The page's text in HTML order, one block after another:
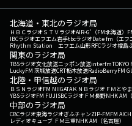
北海道・東北のラジオ局
ＨＢＣラジオＳＴＶラジオAIR-G'（FM北海道）
IBCラジオエフエム岩手tbcラジオDate fm（エフ
Rhythm Station エフエム山形RFCラジオ福島
関東のラジオ局
TBSラジオ文化放送ニッポン放送interfmTOKYO
LuckyFM 茨城放送CRT栃木放送RadioBerryFM
北陸・甲信越のラジオ局
ＢＳＮラジオFM NIIGATAＫＮＢラジオ ＦＭとやま
YBSラジオFM FUJISBCラジオ ＦＭ長野NHK AM（
中部のラジオ局
CBCラジオ東海ラジオぎふチャンZIP-FMFM AICHI
レディオキューブ ＦＭ三重NHK AM（名古屋）